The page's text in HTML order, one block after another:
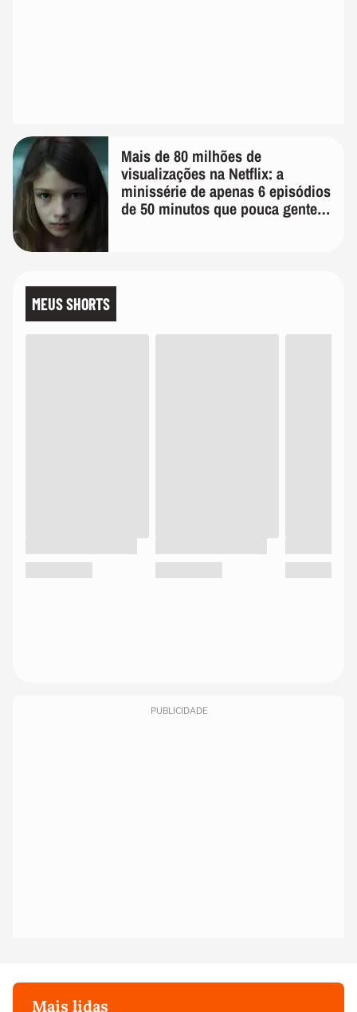
Mais de 80 milhões de
visualizações na Netflix: a
minissérie de apenas 6 episódios
de 50 minutos que pouca gente
MEUS SHORTS
PUBLICIDADE
Mais lidas